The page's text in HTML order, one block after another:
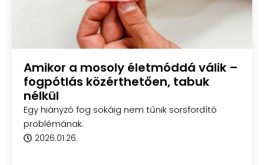
Amikor a mosoly életmóddá válik –
fogpótlás közérthetően, tabuk
nélkül
Egy hiányzó fog sokáig nem tűnik sorsfordító
problémának.
2026.01.26.